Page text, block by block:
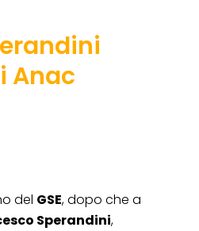
Anac
del GSE, dopo che a
Sperandini,